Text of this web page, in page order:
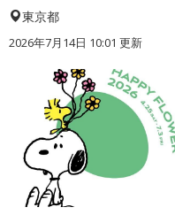
東京都
2026年7月14日 10:01 更新